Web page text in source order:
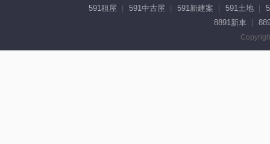
591租屋 591中古屋 591新建案 591土地
8891新車